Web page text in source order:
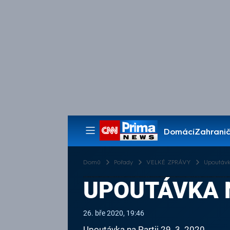
Domácí
Pořady
Domů Pořady VELKÉ ZPRÁVY
26. bře 2020, 19:46